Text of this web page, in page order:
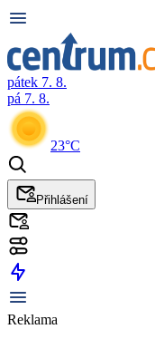
pátek 7. 8.
pá 7. 8.
23°C
Přihlášení
Reklama